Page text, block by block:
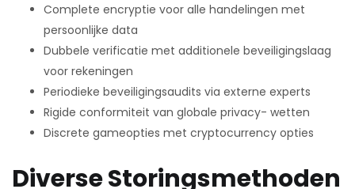
Complete encryptie voor alle handelingen met
persoonlijke data
Dubbele verificatie met additionele beveiligingslaag
voor rekeningen
Periodieke beveiligingsaudits via externe experts
Rigide conformiteit van globale privacy- wetten
Discrete gameopties met cryptocurrency opties
Diverse Storingsmethoden